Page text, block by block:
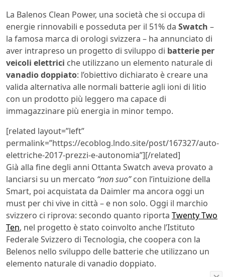
La Balenos Clean Power, una società che si occupa di
energie rinnovabili e posseduta per il 51% da Swatch –
la famosa marca di orologi svizzera – ha annunciato di
aver intrapreso un progetto di sviluppo di batterie per
veicoli elettrici che utilizzano un elemento naturale di
vanadio doppiato: l’obiettivo dichiarato è creare una
valida alternativa alle normali batterie agli ioni di litio
con un prodotto più leggero ma capace di
immagazzinare più energia in minor tempo.
[related layout=”left”
permalink=”https://ecoblog.lndo.site/post/167327/auto-
elettriche-2017-prezzi-e-autonomia”][/related]
Già alla fine degli anni Ottanta Swatch aveva provato a
lanciarsi su un mercato “non suo”con l’intuizione della
Smart, poi acquistata da Daimler ma ancora oggi un
must per chi vive in città – e non solo. Oggi il marchio
svizzero ci riprova: secondo quanto riporta Twenty Two
Ten, nel progetto è stato coinvolto anche l’Istituto
Federale Svizzero di Tecnologia, che coopera con la
Belenos nello sviluppo delle batterie che utilizzano un
elemento naturale di vanadio doppiato.